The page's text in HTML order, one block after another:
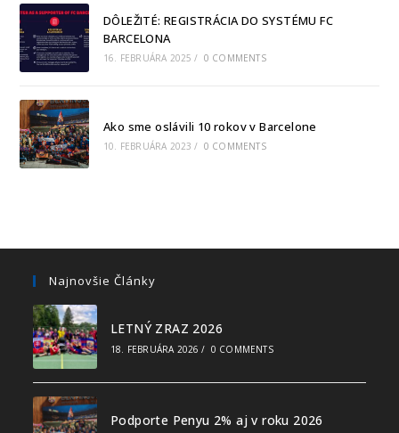
DÔLEŽITÉ: REGISTRÁCIA DO SYSTÉMU FC
BARCELONA
16. FEBRUÁRA 2025 / 0 COMMENTS
Ako sme oslávili 10 rokov v Barcelone
10. FEBRUÁRA 2023 / 0 COMMENTS
Najnovšie Články
LETNÝ ZRAZ 2026
18. FEBRUÁRA 2026 / 0 COMMENTS
Podporte Penyu 2% aj v roku 2026